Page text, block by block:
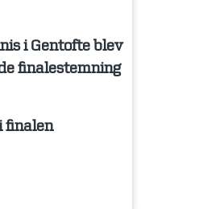
i Gentofte blev
finalestemning
finalen